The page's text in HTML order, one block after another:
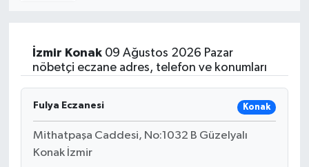
İzmir Konak09 Ağustos 2026 Pazar
nöbetçi eczane adres, telefon ve konumları
Fulya Eczanesi Konak
Mithatpaşa Caddesi, No:1032 B Güzelyalı
Konak İzmir
Kültür - Sanat